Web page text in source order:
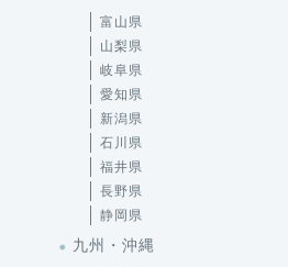
富山県
山梨県
岐阜県
愛知県
新潟県
石川県
福井県
長野県
静岡県
九州・沖縄